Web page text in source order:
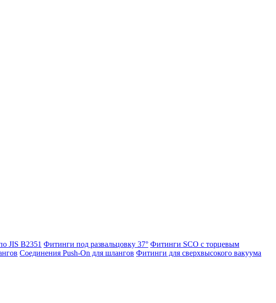
JIS B2351 Фитинги под развальцовку 37° Фитинги SCO с торцевым
Соединения Push-On для шлангов Фитинги для сверхвысокого вакуума